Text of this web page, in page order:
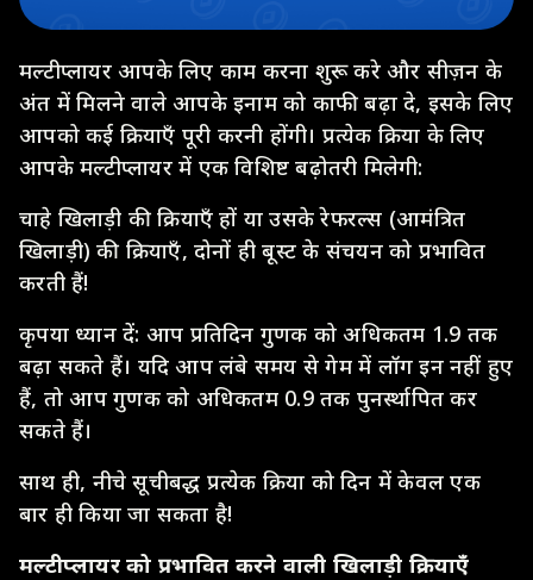
मल्टीप्लायर आपके लिए काम करना शुरू करे और सीज़न के
अंत में मिलने वाले आपके इनाम को काफी बढ़ा दे, इसके लिए
आपको कई क्रियाएँ पूरी करनी होंगी। प्रत्येक क्रिया के लिए
आपके मल्टीप्लायर में एक विशिष्ट बढ़ोतरी मिलेगी:
चाहे खिलाड़ी की क्रियाएँ हों या उसके रेफरल्स (आमंत्रित
खिलाड़ी) की क्रियाएँ, दोनों ही बूस्ट के संचयन को प्रभावित
करती हैं!
कृपया ध्यान दें: आप प्रतिदिन गुणक को अधिकतम 1.9 तक
बढ़ा सकते हैं। यदि आप लंबे समय से गेम में लॉग इन नहीं हुए
हैं, तो आप गुणक को अधिकतम 0.9 तक पुनर्स्थापित कर
सकते हैं।
साथ ही, नीचे सूचीबद्ध प्रत्येक क्रिया को दिन में केवल एक
बार ही किया जा सकता है!
मल्टीप्लायर को प्रभावित करने वाली खिलाड़ी क्रियाएँ